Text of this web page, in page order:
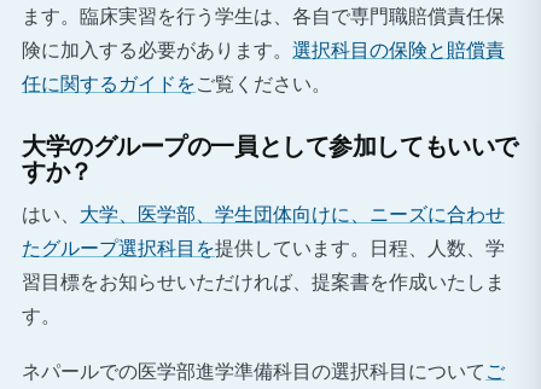
ます。臨床実習を行う学生は、各自で専門職賠償責任保
険に加入する必要があります。 選択科目の保険と賠償責
任に関するガイドをご覧ください。
大学のグループの一員として参加してもいいで
すか？
はい、 大学、医学部、学生団体向けに、ニーズに合わせ
たグループ選択科目を提供しています。日程、人数、学
習目標をお知らせいただければ、提案書を作成いたしま
す。
ネパールでの医学部進学準備科目の選択科目についてご